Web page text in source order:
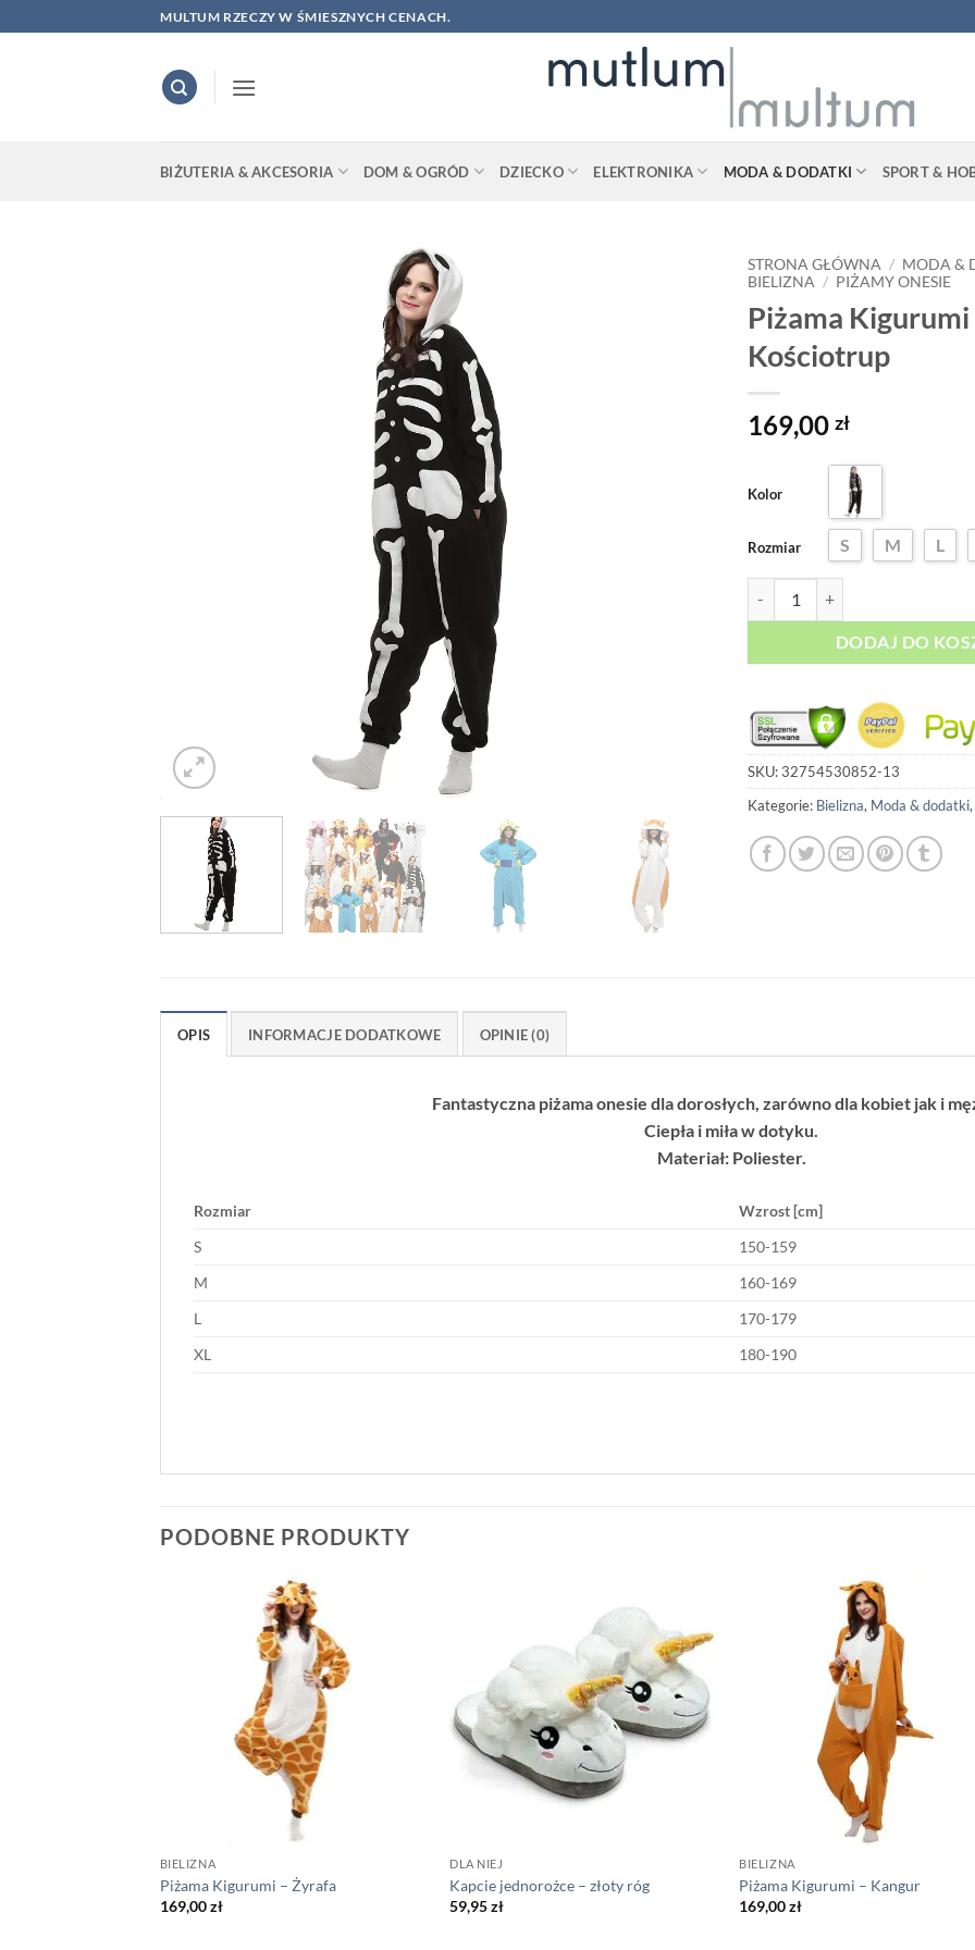
to
MULTUM RZECZY W ŚMIESZNYCH CENACH.
BIŻUTERIA & AKCESORIA DOM & OGRÓD DZIECKO ELEKTRONIKA MODA & DODATKI SPORT &
STRONA GŁÓWNA / MODA &
BIELIZNA / PIŻAMY ONESIE
Piżama Kigurumi
Kościotrup
169,00 zł
Kolor
Rozmiar S M L
DODAJ DO
SKU:32754530852-13
Kategorie: Bielizna, Moda & dodatki,
OPIS INFORMACJE DODATKOWE OPINIE (0)
Fantastyczna piżama onesie dla dorosłych, zarówno dla kobiet jak i
Ciepła i miła w dotyku.
Materiał: Poliester.
Rozmiar
Wzrost [cm]
S
150-159
M
160-169
L
170-179
XL
180-190
PODOBNE PRODUKTY
BIELIZNA
Piżama Kigurumi – Żyrafa
169,00zł
DLA NIEJ
Kapcie jednorożce – złoty róg
59,95zł
BIELIZNA
Piżama Kigurumi – Kangur
169,00zł